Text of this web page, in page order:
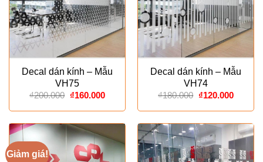
Decal dán kính – Mẫu
VH75
₫200.000 Giá
là:
₫200.000.
₫160.000Giá
tại
là:
₫160.000.
Decal dán kính – Mẫu
VH74
₫180.000 Giá
là:
₫180.000.
₫120.000Giá
tại
là:
Giảm giá!